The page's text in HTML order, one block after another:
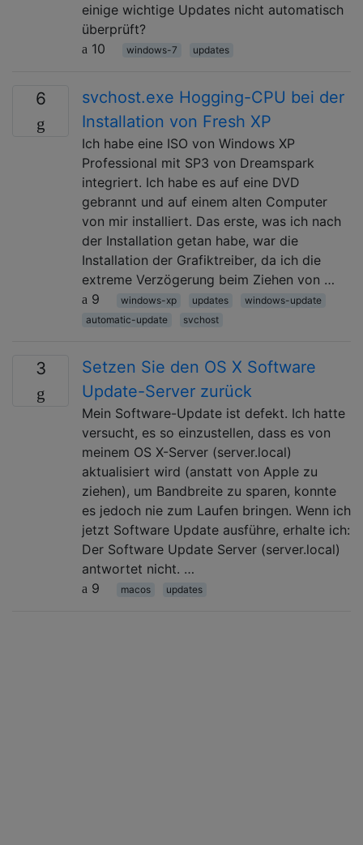
einige wichtige Updates nicht automatisch
überprüft?
10
windows-7 updates
6
svchost.exe Hogging-CPU bei der
Installation von Fresh XP
Ich habe eine ISO von Windows XP
Professional mit SP3 von Dreamspark
integriert. Ich habe es auf eine DVD
gebrannt und auf einem alten Computer
von mir installiert. Das erste, was ich nach
der Installation getan habe, war die
Installation der Grafiktreiber, da ich die
extreme Verzögerung beim Ziehen von …
9
windows-xp updates
windows-update
automatic-update
svchost
3
Setzen Sie den OS X Software
Update-Server zurück
Mein Software-Update ist defekt. Ich hatte
versucht, es so einzustellen, dass es von
meinem OS X-Server (server.local)
aktualisiert wird (anstatt von Apple zu
ziehen), um Bandbreite zu sparen, konnte
es jedoch nie zum Laufen bringen. Wenn ich
jetzt Software Update ausführe, erhalte ich:
Der Software Update Server (server.local)
antwortet nicht. …
9
macos updates